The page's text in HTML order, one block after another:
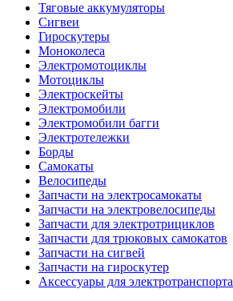
Тяговые аккумуляторы
Сигвеи
Гироскутеры
Моноколеса
Электромотоциклы
Мотоциклы
Электроскейты
Электромобили
Электромобили багги
Электротележки
Борды
Самокаты
Велосипеды
Запчасти на электросамокаты
Запчасти на электровелосипеды
Запчасти для электротрициклов
Запчасти для трюковых самокатов
Запчасти на сигвей
Запчасти на гироскутер
Аксессуары для электротранспорта